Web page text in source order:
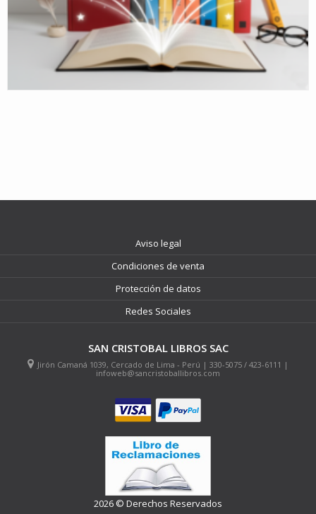
Aviso legal
Condiciones de venta
Protección de datos
Redes Sociales
SAN CRISTOBAL LIBROS SAC
Jirón Camaná 1039, Cercado de Lima - Perú | 330-5075 / 423-6111 |
infoweb@sancristoballibros.com
2026 © Derechos Reservados